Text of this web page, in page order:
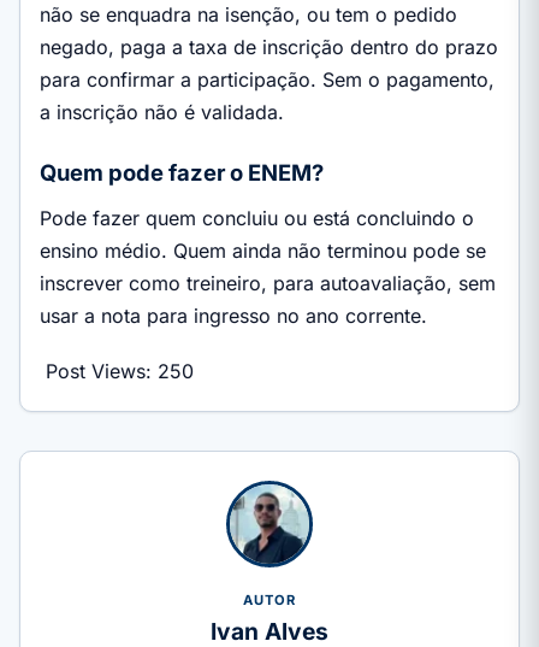
não se enquadra na isenção, ou tem o pedido
negado, paga a taxa de inscrição dentro do prazo
para confirmar a participação. Sem o pagamento,
a inscrição não é validada.
Quem pode fazer o ENEM?
Pode fazer quem concluiu ou está concluindo o
ensino médio. Quem ainda não terminou pode se
inscrever como treineiro, para autoavaliação, sem
usar a nota para ingresso no ano corrente.
Post Views: 250
AUTOR
Ivan Alves